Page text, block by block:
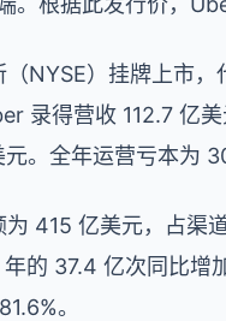
NYSE）挂牌上市
录得营收 112.7 亿
。全年运营亏本为
415 亿美元，占
的 37.4 亿次同比
。